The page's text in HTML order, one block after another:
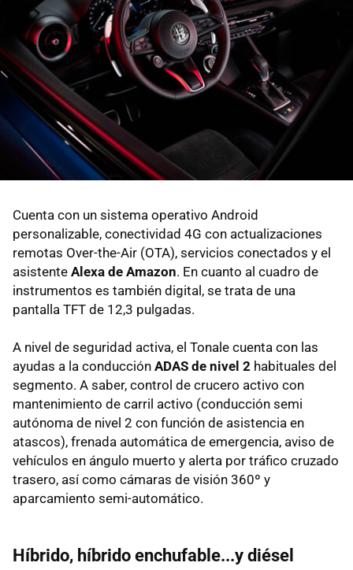
Cuenta con un sistema operativo Android
personalizable, conectividad 4G con actualizaciones
remotas Over-the-Air (OTA), servicios conectados y el
asistente Alexa de Amazon. En cuanto al cuadro de
instrumentos es también digital, se trata de una
pantalla TFT de 12,3 pulgadas.
A nivel de seguridad activa, el Tonale cuenta con las
ayudas a la conducción ADAS de nivel 2 habituales del
segmento. A saber, control de crucero activo con
mantenimiento de carril activo (conducción semi
autónoma de nivel 2 con función de asistencia en
atascos), frenada automática de emergencia, aviso de
vehículos en ángulo muerto y alerta por tráfico cruzado
trasero, así como cámaras de visión 360º y
aparcamiento semi-automático.
Híbrido, híbrido enchufable...y diésel